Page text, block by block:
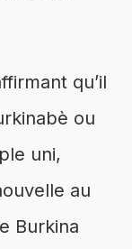
qu’il
ou
uni,
au
Burkina